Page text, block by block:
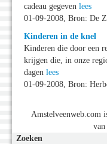
cadeau gegeven lees
01-09-2008, Bron: De
Kinderen in de knel
Kinderen die door een
krijgen die, in onze
dagen lees
01-09-2008, Bron:
Amstelveenweb.com
van
Zoeken